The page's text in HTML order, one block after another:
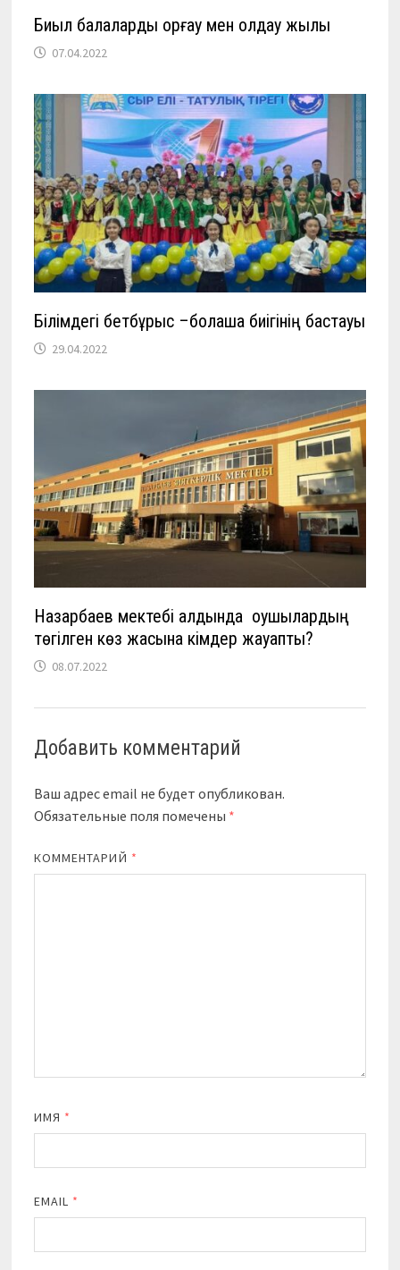
Биыл балаларды қорғау мен қолдау жылы
07.04.2022
Білімдегі бетбұрыс –болашақ биігінің бастауы
29.04.2022
Назарбаев мектебі алдында оқушылардың
төгілген көз жасына кімдер жауапты?
08.07.2022
Добавить комментарий
Ваш адрес email не будет опубликован.
Обязательные поля помечены *
КОММЕНТАРИЙ *
ИМЯ *
EMAIL *